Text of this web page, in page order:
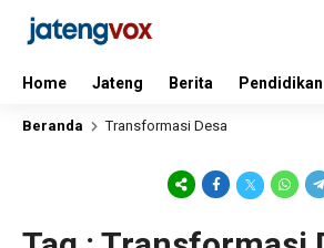
Home Jateng Berita Pendidikan
Beranda Transformasi Desa